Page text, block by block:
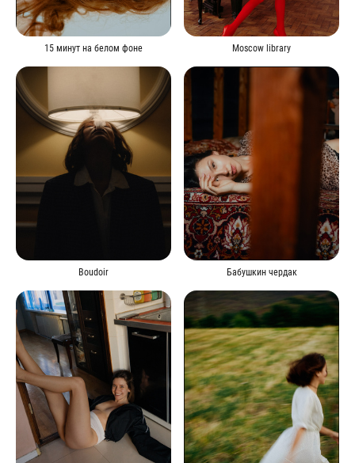
15 минут на белом фоне Moscow library
Boudoir Бабушкин чердак